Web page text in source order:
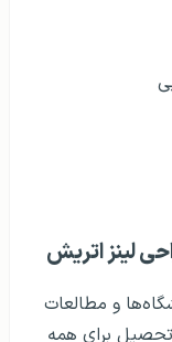
لینز اتریش
و مطالعات
هزینه‌های تحصیل برای همه